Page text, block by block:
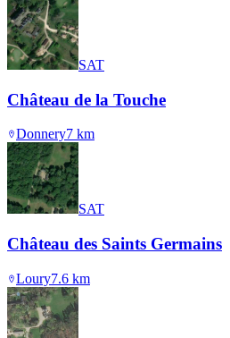
SAT
Château de la Touche
Donnery7 km
SAT
Château des Saints Germains
Loury7.6 km